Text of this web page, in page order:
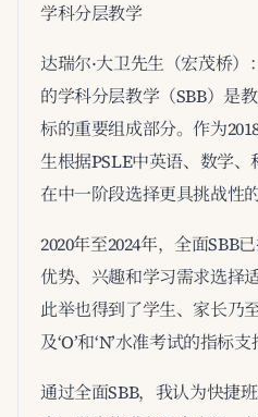
学科分层教学
达瑞尔·大卫先生（宏茂桥）
的学科分层教学（SBB）是
标的重要组成部分。作为
生根据PSLE中英语、数学、
在中一阶段选择更具挑战性
2020年至2024年，全面SBB
优势、兴趣和学习需求选择
此举也得到了学生、家长乃
及‘O’和‘N’水准考试的指标支
通过全面SBB，我认为快捷